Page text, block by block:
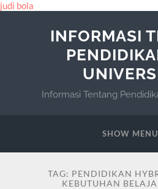
judi bola
INFORMASI
Informasi Tentang
SHOW MENU
TAG: PENDIDIKAN
KEBUTUHAN